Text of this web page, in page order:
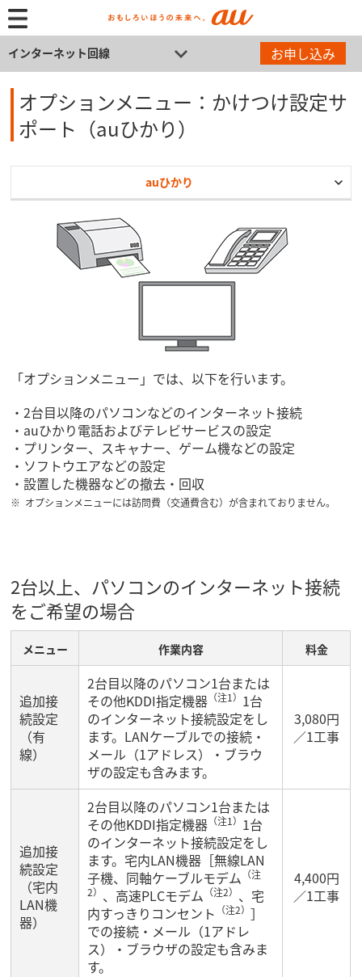
インターネット回線 お申し込み
オプションメニュー：かけつけ設定サ
ポート（auひかり）
auひかり
「オプションメニュー」では、以下を行います。
2台目以降のパソコンなどのインターネット接続
auひかり電話およびテレビサービスの設定
プリンター、スキャナー、ゲーム機などの設定
ソフトウエアなどの設定
設置した機器などの撤去・回収
オプションメニューには訪問費（交通費含む）が含まれておりません。
2台以上、パソコンのインターネット接続
をご希望の場合
メニュー 作業内容 料金
追加接
続設定
（有
線）
2台目以降のパソコン1台または
その他KDDI指定機器 （注1） 1台
のインターネット接続設定をし
ます。LANケーブルでの接続・
メール（1アドレス）・ブラウ
ザの設定も含みます。
3,080円
／1工事
追加接
続設定
（宅内
LAN機
器）
2台目以降のパソコン1台または
その他KDDI指定機器 （注1） 1台
のインターネット接続設定をし
ます。宅内LAN機器［無線LAN
子機、同軸ケーブルモデム （注
2） 、高速PLCモデム （注2） 、宅
内すっきりコンセント （注2）］
での接続・メール（1アドレ
ス）・ブラウザの設定も含みま
す。
4,400円
／1工事